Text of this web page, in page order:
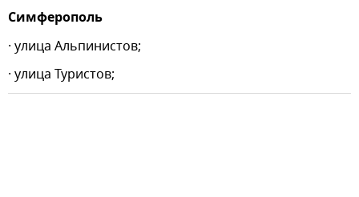
Симферополь
· улица Альпинистов;
· улица Туристов;